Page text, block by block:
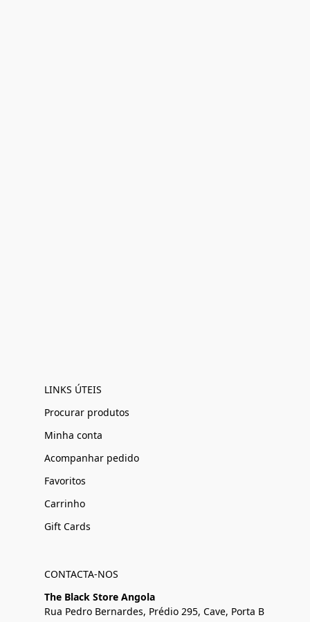
LINKS ÚTEIS
Procurar produtos
Minha conta
Acompanhar pedido
Favoritos
Carrinho
Gift Cards
CONTACTA-NOS
The Black Store Angola
Rua Pedro Bernardes, Prédio 295, Cave, Porta B